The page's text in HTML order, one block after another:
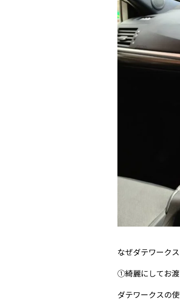
なぜダテワーク
①綺麗にしてお渡
ダテワークスの使